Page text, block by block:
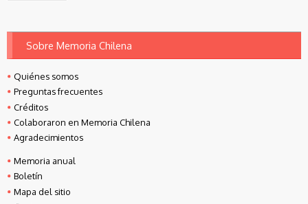
Sobre Memoria Chilena
Quiénes somos
Preguntas frecuentes
Créditos
Colaboraron en Memoria Chilena
Agradecimientos
Memoria anual
Boletín
Mapa del sitio